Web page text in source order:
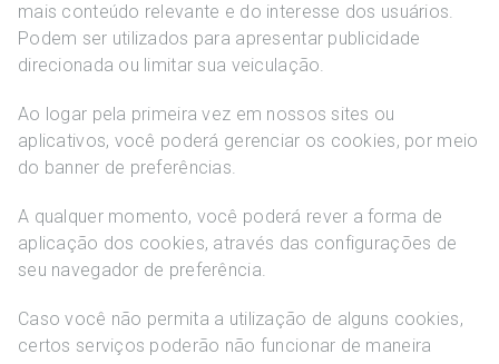
mais conteúdo relevante e do interesse dos usuários.
Podem ser utilizados para apresentar publicidade
direcionada ou limitar sua veiculação.
Ao logar pela primeira vez em nossos sites ou
aplicativos, você poderá gerenciar os cookies, por meio
do banner de preferências.
A qualquer momento, você poderá rever a forma de
aplicação dos cookies, através das configurações de
seu navegador de preferência.
Caso você não permita a utilização de alguns cookies,
certos serviços poderão não funcionar de maneira